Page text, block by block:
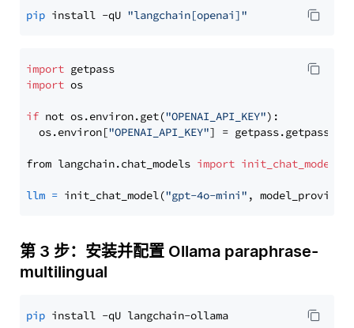
pip install -qU "langchain[openai]"
import
import os
if not os.environ.get("OPENAI_API_KEY"):
  os.environ[
"OPENAI_API_KEY"] = getpass.getpass(
from langchain.chat_models import init_chat_model
llm = init_chat_model("gpt-4o-mini" , model_provider=
第 3 步：安装并配置 Ollama paraphrase-
multilingual
pip